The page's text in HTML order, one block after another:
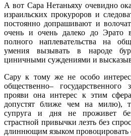
А вот Сара Нетаньяху очевидно
израильских прокуроров и
постоянно допрашивают и
очень и очень далеко до Эрато в
полного наплевательства на
умения вызывать в народе
циничными суждениями и
Сару к тому же не особо
общественно–
прояви она интерес к этим
допустят ближе чем на милю),
супруга и дня не проживет
страстной привычки лезть без
длиннющим языком провоцировать